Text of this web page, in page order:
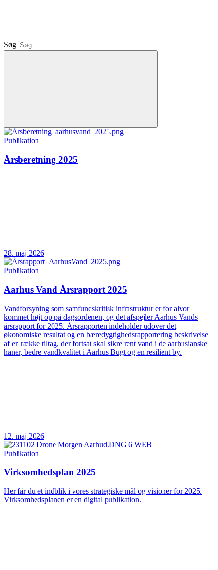
Søg
Publikation
Årsberetning 2025
28. maj 2026
Publikation
Aarhus Vand Årsrapport 2025
Vandforsyning som samfundskritisk infrastruktur er for alvor
kommet højt op på dagsordenen, og det afspejler Aarhus Vands
årsrapport for 2025. Årsrapporten indeholder udover det
økonomiske resultat og en bæredygtighedsrapportering beskrivelse
af en række tiltag, der fortsat skal sikre rent vand i de aarhusianske
haner, bedre vandkvalitet i Aarhus Bugt og en resilient by.
12. maj 2026
Publikation
Virksomhedsplan 2025
Her får du et indblik i vores strategiske mål og visioner for 2025.
Virksomhedsplanen er en digital publikation.